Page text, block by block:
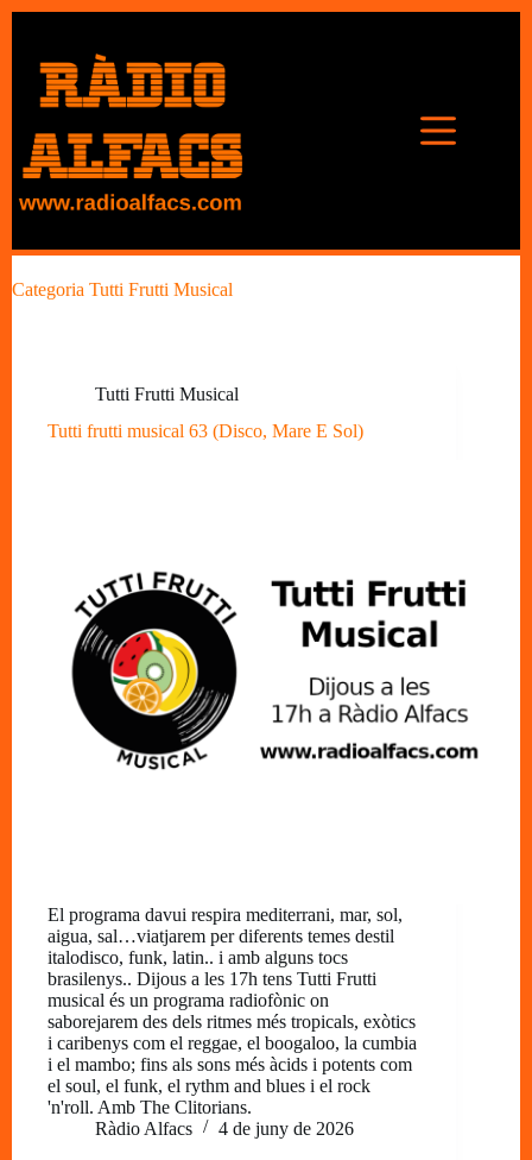
contingut
Categoria Tutti Frutti Musical
Tutti Frutti Musical
Tutti frutti musical 63 (Disco, Mare E Sol)
El programa davui respira mediterrani, mar, sol,
aigua, sal…viatjarem per diferents temes destil
italodisco, funk, latin.. i amb alguns tocs
brasilenys.. Dijous a les 17h tens Tutti Frutti
musical és un programa radiofònic on
saborejarem des dels ritmes més tropicals, exòtics
i caribenys com el reggae, el boogaloo, la cumbia
i el mambo; fins als sons més àcids i potents com
el soul, el funk, el rythm and blues i el rock
'n'roll. Amb The Clitorians.
Ràdio Alfacs
4 de juny de 2026